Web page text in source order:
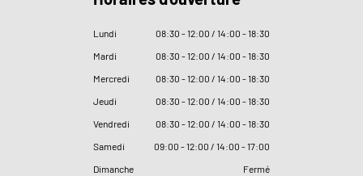
Lundi 08:30 - 12:00 / 14:00 - 18:30
Mardi
08:30 - 12:00 / 14:00 - 18:30
Mercredi
08:30 - 12:00 / 14:00 - 18:30
Jeudi
08:30 - 12:00 / 14:00 - 18:30
Vendredi
08:30 - 12:00 / 14:00 - 18:30
Samedi
09:00 - 12:00 / 14:00 - 17:00
Dimanche
Fermé